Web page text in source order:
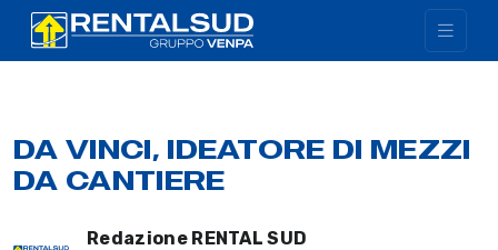
DA VINCI, IDEATORE DI MEZZI
DA CANTIERE
Redazione RENTAL SUD